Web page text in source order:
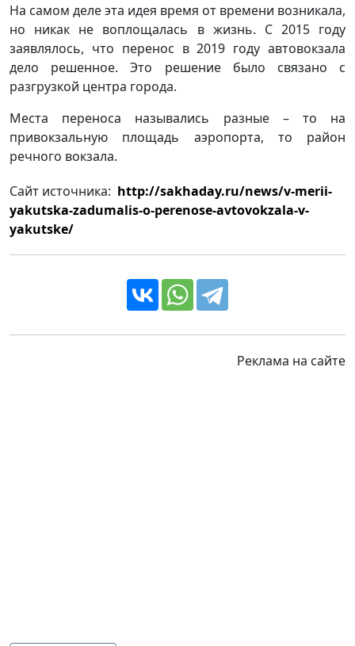
На самом деле эта идея время от времени возникала,
но никак не воплощалась в жизнь. С 2015 году
заявлялось, что перенос в 2019 году автовокзала
дело решенное. Это решение было связано с
разгрузкой центра города.
Места переноса назывались разные – то на
привокзальную площадь аэропорта, то район
речного вокзала.
Сайт источника: http://sakhaday.ru/news/v-merii-
yakutska-zadumalis-o-perenose-avtovokzala-v-
yakutske/
Реклама на сайте